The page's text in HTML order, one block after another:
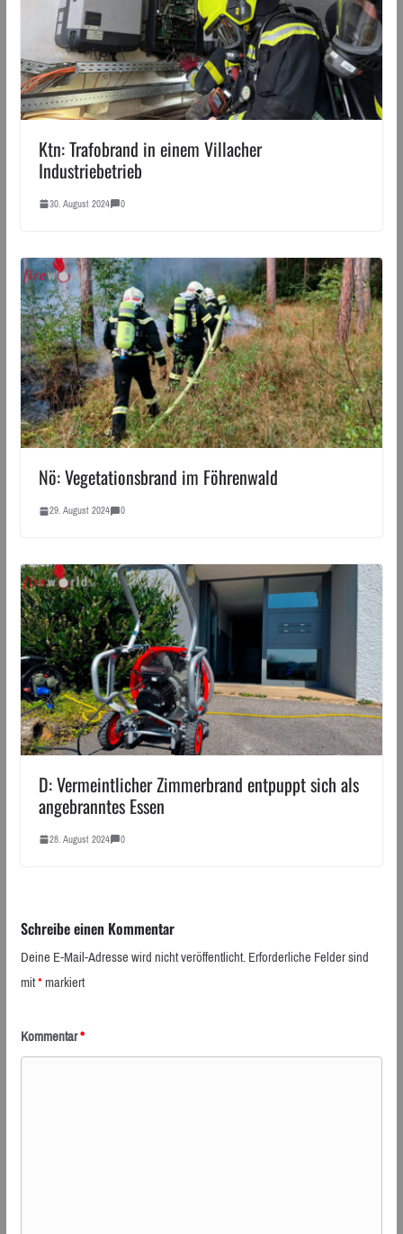
Ktn: Trafobrand in einem Villacher
Industriebetrieb
30. August 2024 0
Nö: Vegetationsbrand im Föhrenwald
29. August 2024 0
D: Vermeintlicher Zimmerbrand entpuppt sich als
angebranntes Essen
28. August 2024 0
Schreibe einen Kommentar
Deine E-Mail-Adresse wird nicht veröffentlicht.Erforderliche Felder sind
mit*markiert
Kommentar*